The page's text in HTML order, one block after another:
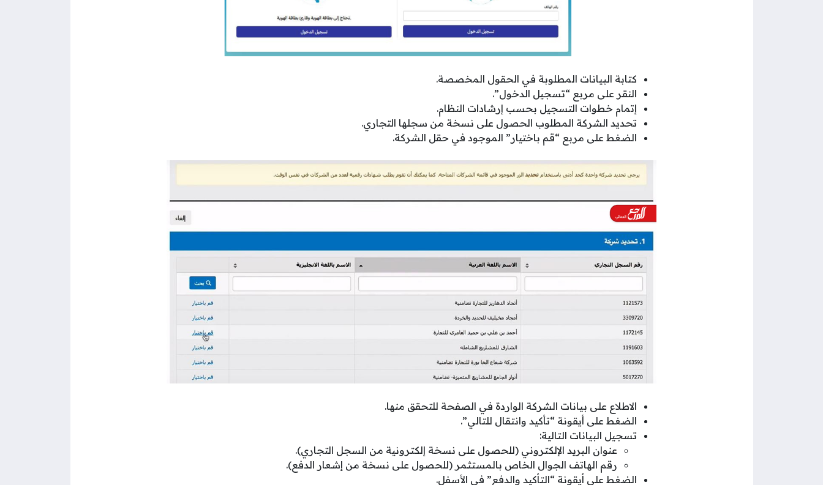
كتابة البيانات المطلوبة في الحقول المخصصة.
النقر على مربع “تسجيل الدخول”.
إتمام خطوات التسجيل بحسب إرشادات النظام.
تحديد الشركة المطلوب الحصول على نسخة من سجلها التجاري.
الضغط على مربع “قم باختيار” الموجود في حقل الشركة.
الاطلاع على بيانات الشركة الواردة في الصفحة للتحقق منها.
الضغط على أيقونة “تأكيد وانتقال للتالي”.
تسجيل البيانات التالية:
عنوان البريد الإلكتروني (للحصول على نسخة إلكترونية من السجل التجاري).
رقم الهاتف الجوال الخاص بالمستثمر (للحصول على نسخة من إشعار الدفع).
الضغط على أيقونة “التأكيد والدفع” في الأسفل.